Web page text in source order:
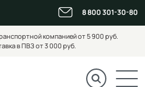
8 800 301-30-80
компанией от 5 900 руб.
в ПВЗ от 3 000 руб.